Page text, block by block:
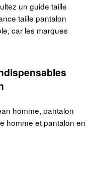
un guide taille
taille pantalon
car les marques
homme, pantalon
homme et pantalon en